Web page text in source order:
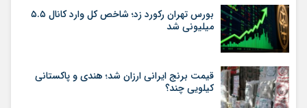
بورس تهران رکورد زد؛ شاخص کل وارد کانال ۵.۵
میلیونی شد
قیمت برنج ایرانی ارزان شد؛ هندی و پاکستانی
کیلویی چند؟